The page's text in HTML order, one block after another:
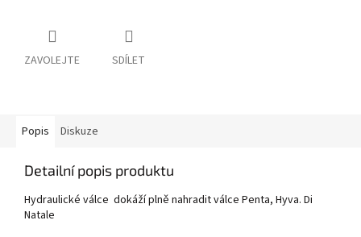
ZAVOLEJTE SDÍLET
Popis Diskuze
Detailní popis produktu
Hydraulické válce dokáží plně nahradit válce Penta, Hyva. Di
Natale